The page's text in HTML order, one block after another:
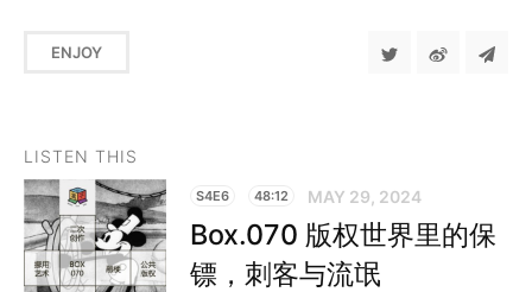
ENJOY
LISTEN THIS
S4E6 48:12 MAY 29, 2024
Box.070 版权世界里的保
镖，刺客与流氓